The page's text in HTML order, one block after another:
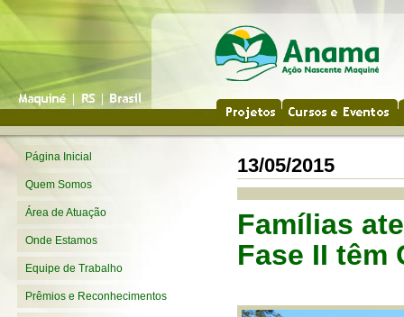
Página Inicial
Quem Somos
Área de Atuação
Onde Estamos
Equipe de Trabalho
Prêmios e Reconhecimentos
13/05/2015
Famílias
Fase II têm